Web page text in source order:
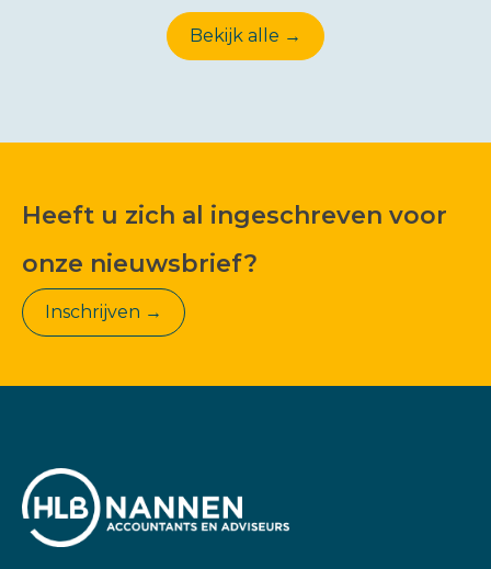
Bekijk alle →
Heeft u zich al ingeschreven voor
onze nieuwsbrief?
Inschrijven →